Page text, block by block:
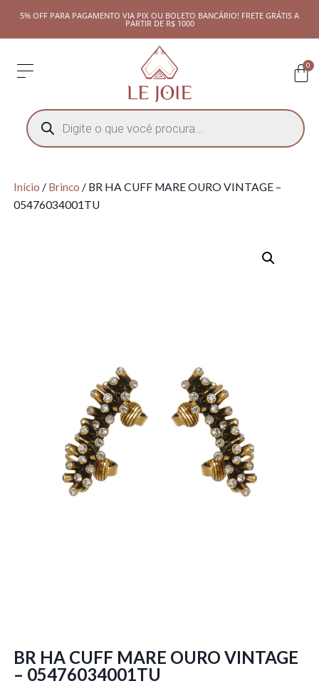
5% OFF PARA PAGAMENTO VIA PIX OU BOLETO BANCÁRIO! FRETE GRÁTIS A
PARTIR DE R$ 1000
0
Início / Brinco / BR HA CUFF MARE OURO VINTAGE –
05476034001TU
BR HA CUFF MARE OURO VINTAGE
– 05476034001TU